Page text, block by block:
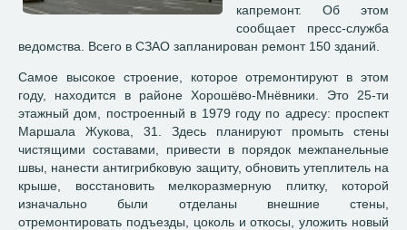
капремонт. Об этом
сообщает пресс-служба
ведомства. Всего в СЗАО запланирован ремонт 150 зданий.
Самое высокое строение, которое отремонтируют в этом
году, находится в районе Хорошёво-Мнёвники. Это 25-ти
этажный дом, построенный в 1979 году по адресу: проспект
Маршала Жукова, 31. Здесь планируют промыть стены
чистящими составами, привести в порядок межпанельные
швы, нанести антигрибковую защиту, обновить утеплитель на
крыше, восстановить мелкоразмерную плитку, которой
изначально были отделаны внешние стены,
отремонтировать подъезды, цоколь и откосы, уложить новый